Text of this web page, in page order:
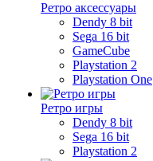
Ретро аксессуары
Dendy 8 bit
Sega 16 bit
GameCube
Playstation 2
Playstation One
Ретро игры
Dendy 8 bit
Sega 16 bit
Playstation 2